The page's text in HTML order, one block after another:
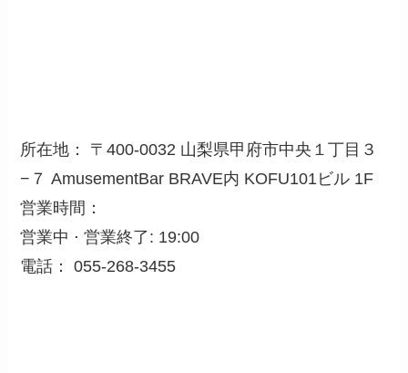
所在地： 〒400-0032 山梨県甲府市中央１丁目３
−７ AmusementBar BRAVE内 KOFU101ビル 1F
営業時間：
営業中 ⋅ 営業終了: 19:00
電話： 055-268-3455